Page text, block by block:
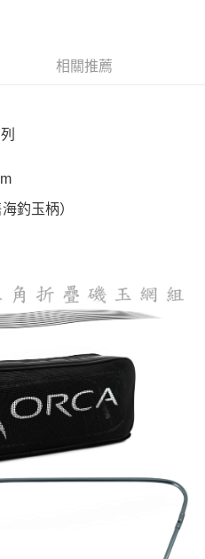
你分期」於每月結算日後寄送繳費提
繳費。
」（以下簡稱本公司）所提供，讓
或服務，並由商店將買賣／分期付款
本公司帳單繳交帳款。
契約關係目的，商店將以您的個人
料之確認、核對及更正。
：
知簡訊。
此簡訊中的連結，可透過四大超商／
，方視為交易完成。
繳費，但若您需要取消訂單，請聯絡
訂單仍視為有效，需透過AFTEE先享
」之結帳頁面顯示為準，若有關於
之「AFTEE先享後付」服務完成之交
資料，並將交易相關給付款項請求債
理人或監護人之同意方可使用
者引起之損失，本公司不負相關責
據個別帳號之用戶狀況，依本公司即
度不足之情形，本公司將視審查結果
資訊註冊。若發現惡意使用之情形，
戶之使用額度並採取法律行動。
)免運費
繫客服）
)免運費
確認實際運費(運費另
相關推薦
釣玉柄）